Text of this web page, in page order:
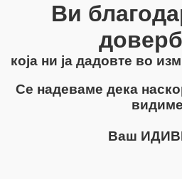
Ви
која ни ја дадовте во
Се надеваме дека
Ваш